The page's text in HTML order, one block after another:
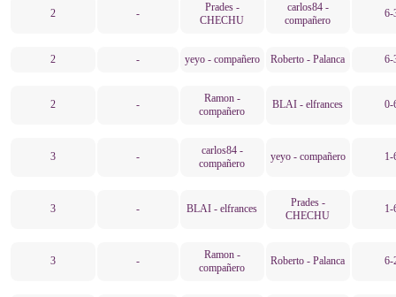
2 -
Prades -
CHECHU
carlos84 -
compañero
6-
2 - yeyo - compañero Roberto - Palanca 6-
2 -
Ramon -
compañero
BLAI - elfrances 0-
3 -
carlos84 -
compañero
yeyo - compañero 1-
3 - BLAI - elfrances
Prades -
CHECHU
1-
3 -
Ramon -
compañero
Roberto - Palanca 6-